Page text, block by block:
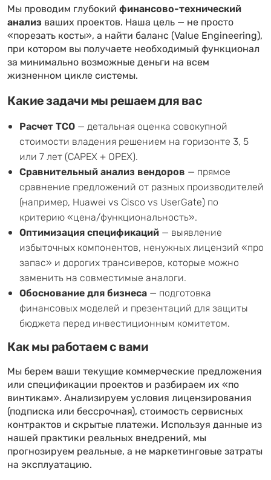
Мы проводим глубокий финансово-технический
анализ ваших проектов. Наша цель — не просто
«порезать косты», а найти баланс (Value Engineering),
при котором вы получаете необходимый функционал
за минимально возможные деньги на всем
жизненном цикле системы.
Какие задачи мы решаем для вас
Расчет TCO — детальная оценка совокупной
стоимости владения решением на горизонте 3, 5
или 7 лет (CAPEX + OPEX).
Сравнительный анализ вендоров — прямое
сравнение предложений от разных производителей
(например, Huawei vs Cisco vs UserGate) по
критерию «цена/функциональность».
Оптимизация спецификаций — выявление
избыточных компонентов, ненужных лицензий «про
запас» и дорогих трансиверов, которые можно
заменить на совместимые аналоги.
Обоснование для бизнеса — подготовка
финансовых моделей и презентаций для защиты
бюджета перед инвестиционным комитетом.
Как мы работаем с вами
Мы берем ваши текущие коммерческие предложения
или спецификации проектов и разбираем их «по
винтикам». Анализируем условия лицензирования
(подписка или бессрочная), стоимость сервисных
контрактов и скрытые платежи. Используя данные из
нашей практики реальных внедрений, мы
прогнозируем реальные, а не маркетинговые затраты
на эксплуатацию.